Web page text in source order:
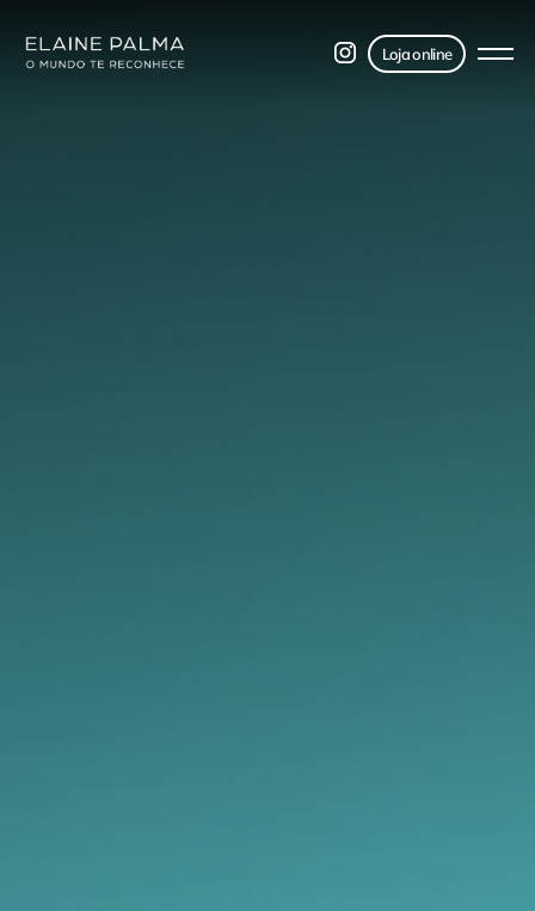
Loja online